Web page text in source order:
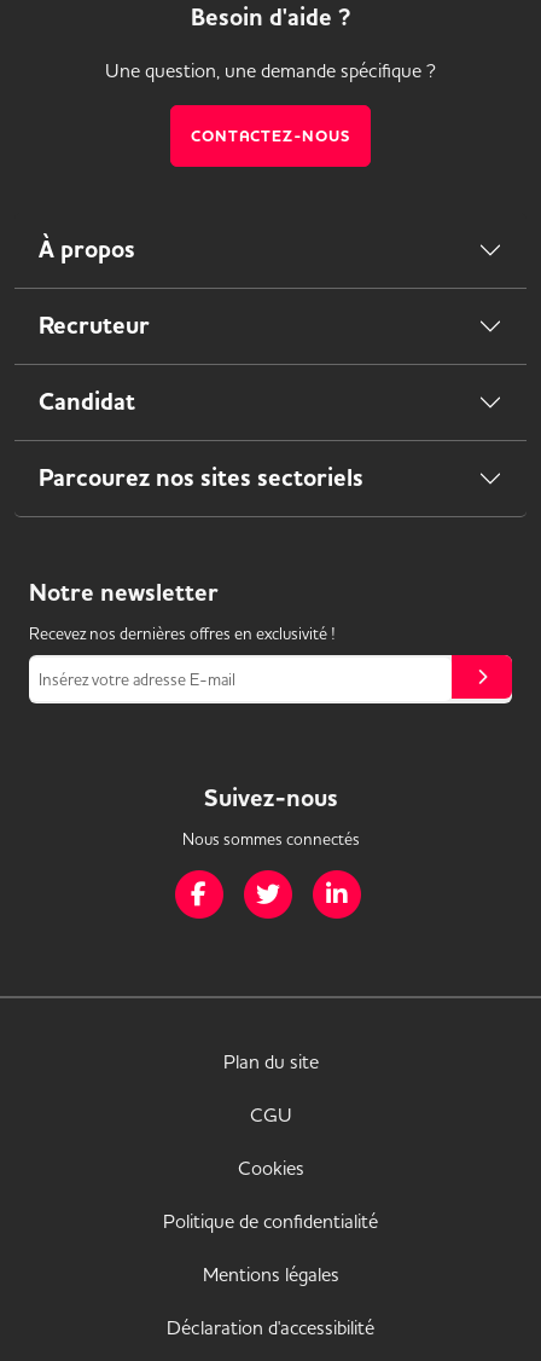
Besoin d'aide ?
Une question, une demande spécifique ?
CONTACTEZ-NOUS
À propos
Recruteur
Candidat
Parcourez nos sites sectoriels
Notre newsletter
Recevez nos dernières offres en exclusivité !
Insérez votre adresse E-mail
Suivez-nous
Nous sommes connectés
Page Facebook de Mission Handicap
Page Twitter de Mission Handicap
Plan du site
CGU
Cookies
Politique de confidentialité
Mentions légales
Déclaration d'accessibilité